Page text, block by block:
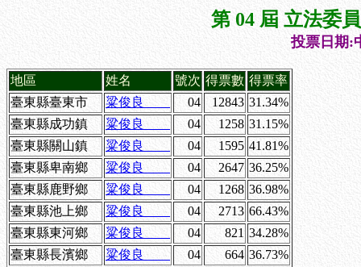
第 04 屆 立法委
投票日期:
地區 姓名 號次 得票數 得票率
臺東縣臺東市
粱俊良 04 12843 31.34%
臺東縣成功鎮
粱俊良 04 1258 31.15%
臺東縣關山鎮
粱俊良 04 1595 41.81%
臺東縣卑南鄉
粱俊良 04 2647 36.25%
臺東縣鹿野鄉
粱俊良 04 1268 36.98%
臺東縣池上鄉
粱俊良 04 2713 66.43%
臺東縣東河鄉
粱俊良 04 821 34.28%
臺東縣長濱鄉
粱俊良 04 664 36.73%